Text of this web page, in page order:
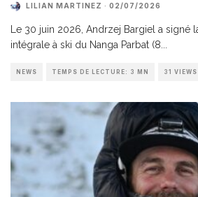
LILIAN MARTINEZ · 02/07/2026
Le 30 juin 2026, Andrzej Bargiel a signé
intégrale à ski du Nanga Parbat (8
NEWS TEMPS DE LECTURE: 3 MN 31 VIEWS